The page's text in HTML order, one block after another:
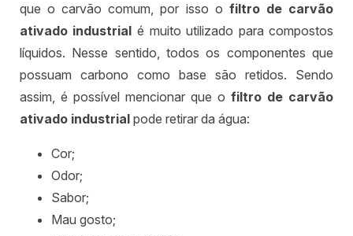
que o carvão comum, por isso o filtro de carvão
ativado industrial é muito utilizado para compostos
líquidos. Nesse sentido, todos os componentes que
possuam carbono como base são retidos. Sendo
assim, é possível mencionar que ofiltro de carvão
ativado industrialpode retirar da água:
Cor;
Odor;
Sabor;
Mau gosto;